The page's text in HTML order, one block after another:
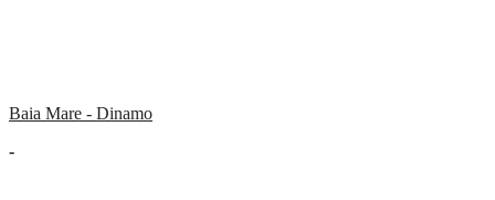
Baia Mare - Dinamo
-